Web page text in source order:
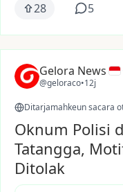
28 5
Gelora News
@geloraco•12j
Ditarjamahkeun sacara
Oknum Polisi
Tatangga,
Ditolak